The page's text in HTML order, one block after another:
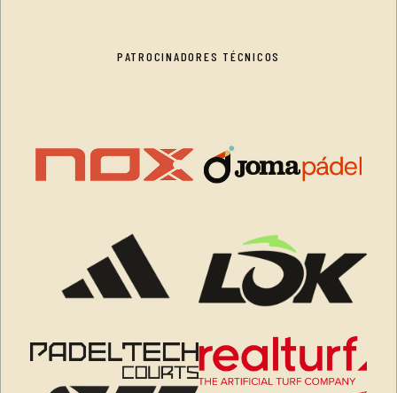
PATROCINADORES TÉCNICOS